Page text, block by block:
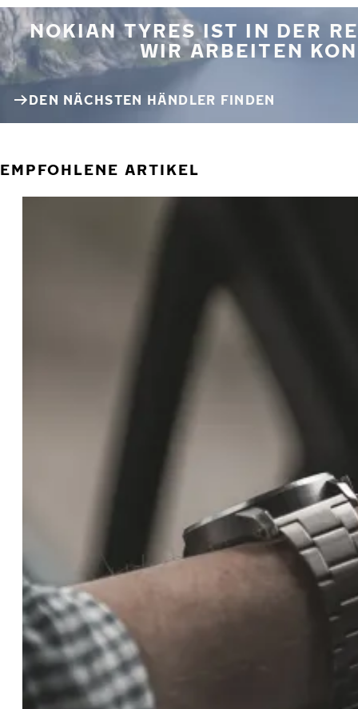
NOKIAN TYRES IST IN DER
WIR ARBEITEN
DEN NÄCHSTEN HÄNDLER FINDEN
EMPFOHLENE ARTIKEL